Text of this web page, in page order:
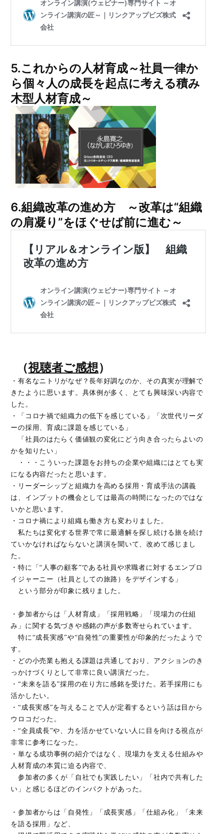
5.これからの人材育成～社員一律か
ら個々人の成長を起点に考える積み
木型人材育成～
6.組織改革の進め方 ～改革は“組織
の肩凝り”をほぐせば前に進む～
（視聴者ご感想）
・有名なニトリがなぜ？長年好調なのか、その真実が理解で
きたように思います。具体例が多く、とても興味深い内容で
した。
・「コロナ禍で組織力の低下を感じている」「次世代リーダ
ーの採用、育成に課題を感じている」
「社員のはたらく価値観の変化にどう向き合ったらよいの
かを知りたい」
・・・こういった課題をお持ちの企業や組織にはとても実
になる内容だったと思います。
・リーダーシップと組織力を高める採用・育成手法の講義
は、インプットの機会としては最高の時間になったのではな
いかと思います。
・コロナ禍により組織も働き方も変わりました。
私たちは変化する世界で常に最適解を探し続ける旅を続け
ていかなければならないと講演を聞いて、改めて感じまし
た。
・特に「“人事の顧客”である社員や求職者に対するエンプロ
イジャーニー（社員としての旅路）をデザインする」
という部分が印象に残りました。
・参加者からは「人材育成」「採用戦略」「現場力の仕組
み」に関する気づきや感銘の声が多数寄せられています。
特に“成長実感”や“自発性”の重要性が印象的だったようで
す。
・どの小売業も抱える課題は共通しており、アクションのき
っかけづくりとして非常に良い講演だった。
・“未来を語る”採用の在り方に感銘を受けた。若手採用にも
活かしたい。
・“成長実感”を与えることで人が定着するという話は目から
ウロコだった。
・“全員成長”や、力を活かせていない人に目を向ける視点が
非常に参考になった。
・単なる成功事例の紹介ではなく、現場力を支える仕組みや
人材育成の本質に迫る内容で、
参加者の多くが「自社でも実践したい」「社内で共有した
い」と感じるほどのインパクトがあった。
・参加者からは「自発性」「成長実感」「仕組み化」「未来
を語る採用」など、